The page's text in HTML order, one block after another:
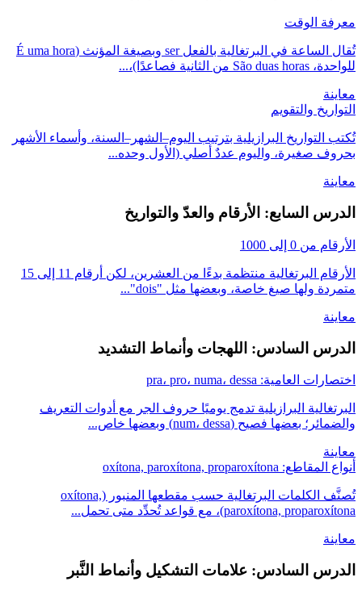
معرفة الوقت
تُقال الساعة في البرتغالية بالفعل ser وبصيغة المؤنث (É uma hora
للواحدة، São duas horas من الثانية فصاعدًا)،...
معاينة
التواريخ والتقويم
تُكتب التواريخ البرازيلية بترتيب اليوم–الشهر–السنة، وأسماء الأشهر
بحروف صغيرة، واليوم عددٌ أصلي (الأول وحده...
معاينة
الدرس السابع: الأرقام والعدّ والتواريخ
الأرقام من 0 إلى 1000
الأرقام البرتغالية منتظمة بدءًا من العشرين، لكن أرقام 11 إلى 15
متمردة ولها صيغ خاصة، وبعضها مثل "dois"...
معاينة
الدرس السادس: اللهجات وأنماط التشديد
اختصارات العامية: pra، pro، numa، dessa
البرتغالية البرازيلية تدمج يوميًا حروف الجر مع أدوات التعريف
والضمائر؛ بعضها فصيح (num، dessa) وبعضها خاص...
معاينة
أنواع المقاطع: oxítona, paroxítona, proparoxítona
تُصنَّف الكلمات البرتغالية حسب مقطعها المنبور (oxítona,
paroxítona, proparoxítona)، مع قواعد تُحدِّد متى تحمل...
معاينة
الدرس السادس: علامات التشكيل وأنماط النَّبر